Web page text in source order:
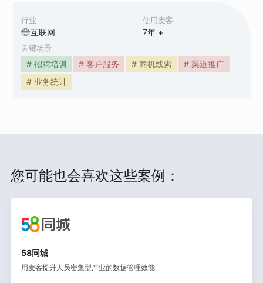
行业
互联网
使用麦客
7年 +
关键场景
# 招聘培训 # 客户服务 # 商机线索
# 渠道推广
# 业务统计
您可能也会喜欢这些案例：
58同城
用麦客提升人员密集型产业的数据管理效能